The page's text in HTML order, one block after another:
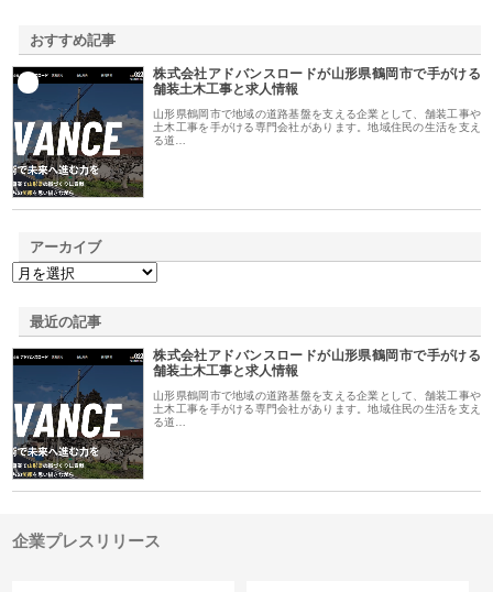
おすすめ記事
株式会社アドバンスロードが山形県鶴岡市で手がける
舗装土木工事と求人情報
山形県鶴岡市で地域の道路基盤を支える企業として、舗装工事や
土木工事を手がける専門会社があります。地域住民の生活を支え
る道…
アーカイブ
最近の記事
株式会社アドバンスロードが山形県鶴岡市で手がける
舗装土木工事と求人情報
山形県鶴岡市で地域の道路基盤を支える企業として、舗装工事や
土木工事を手がける専門会社があります。地域住民の生活を支え
る道…
企業プレスリリース